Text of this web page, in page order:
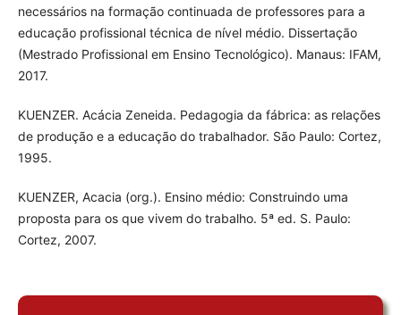
necessários na formação continuada de professores para a
educação profissional técnica de nível médio. Dissertação
(Mestrado Profissional em Ensino Tecnológico). Manaus: IFAM,
2017.
KUENZER. Acácia Zeneida. Pedagogia da fábrica: as relações
de produção e a educação do trabalhador. São Paulo: Cortez,
1995.
KUENZER, Acacia (org.). Ensino médio: Construindo uma
proposta para os que vivem do trabalho. 5ª ed. S. Paulo:
Cortez, 2007.